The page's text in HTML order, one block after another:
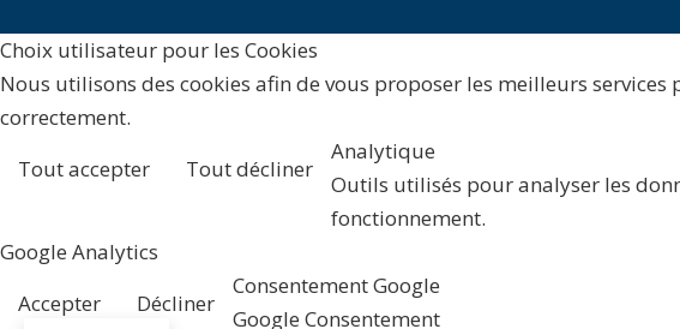
Choix utilisateur pour les Cookies
Nous utilisons des cookies afin de vous proposer les meilleurs
correctement.
Tout accepter
Tout décliner
Analytique
Outils utilisés pour analyser les
fonctionnement.
Google Analytics
Accepter
Décliner
Consentement Google
Google Consentement